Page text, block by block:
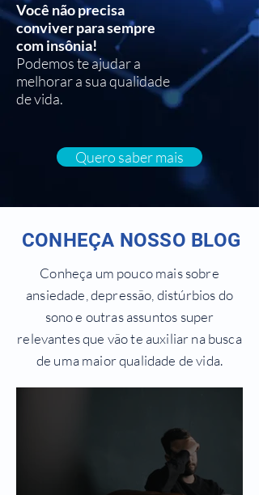
Você não precisa
conviver para sempre
com insônia!
Podemos te ajudar a
melhorar a sua qualidade
de vida.
Quero saber mais
CONHEÇA NOSSO BLOG
Conheça um pouco mais sobre
ansiedade, depressão, distúrbios do
sono e outras assuntos super
relevantes que vão te auxiliar na busca
de uma maior qualidade de vida.